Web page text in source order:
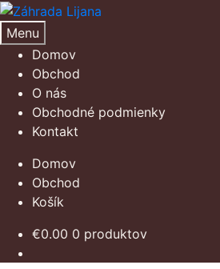
Preskočiť
na
navigáciu
Preskočiť
na
obsah
Menu
Domov
Obchod
O nás
Obchodné podmienky
Kontakt
Domov
Obchod
Košík
€0.00 0 produktov